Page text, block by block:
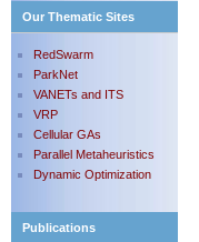
Our Thematic Sites
RedSwarm
ParkNet
VANETs and ITS
VRP
Cellular GAs
Parallel Metaheuristics
Dynamic Optimization
Publications